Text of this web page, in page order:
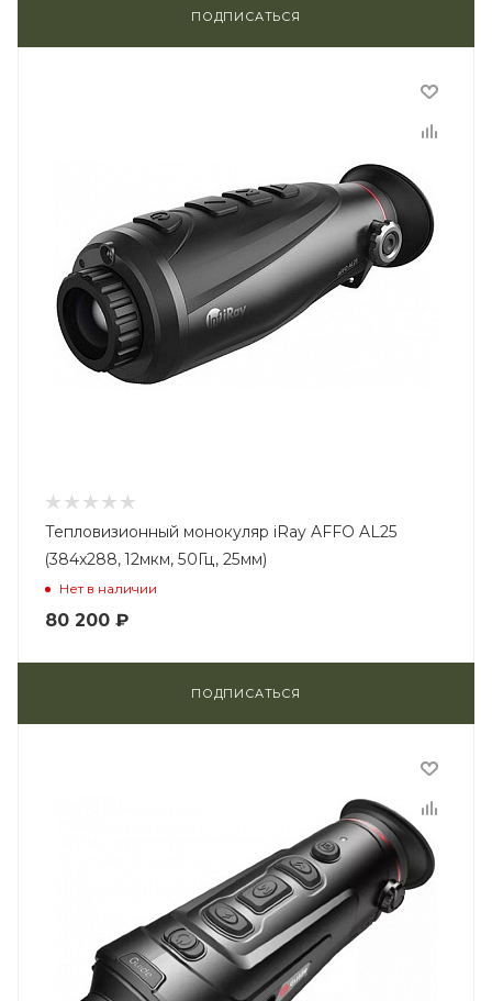
ПОДПИСАТЬСЯ
Тепловизионный монокуляр iRay AFFO AL25
(384x288, 12мкм, 50Гц, 25мм)
Нет в наличии
80 200 ₽
ПОДПИСАТЬСЯ